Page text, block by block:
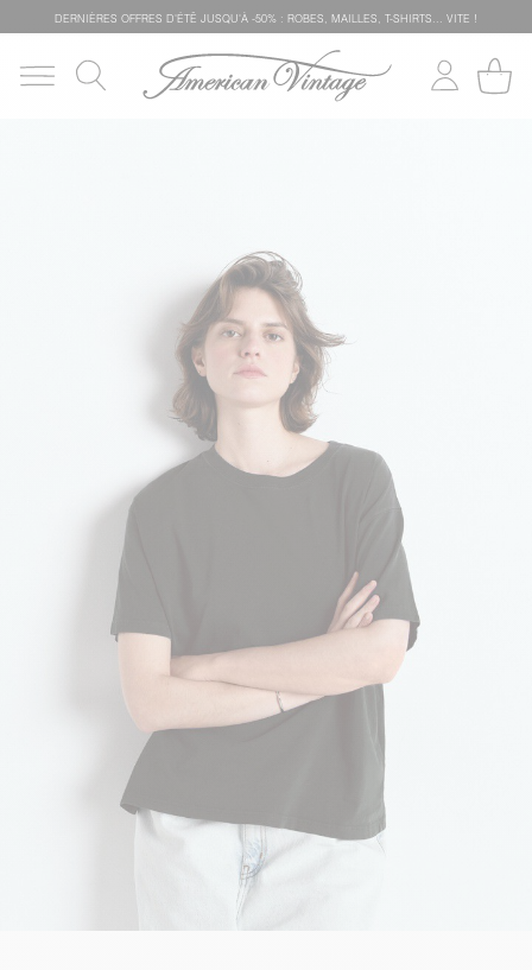
DERNIÈRES OFFRES D'ÉTÊ JUSQU'À -50% : ROBES, MAILLES, T-SHIRTS... VITE !